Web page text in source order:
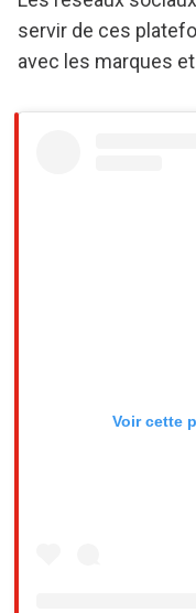
servir de ces
avec les marques
Voir cette